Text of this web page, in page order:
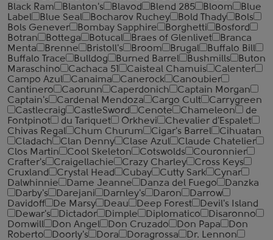
Black Ram
Blanton's Blavod Blend 285 Bloom
Blue
Label
Blue Seal Bocharov Ruchey Bold Thady
Bols
Bols Genever
Bombay Sapphire Borghetti
Bosford
Botran
Bottega Botucal Braes of Glenlivet
Branca
Menta
Brenne Bristoll's Broom Brugal
Buffalo Bill
Buffalo Trace
Bulldog Burned Barrel Bushmills
Buton
Maraschino
Cachaca 51 Caisteal Chamuis
Calenter
Campo Azul
Canaima Canerock
Canoubier
Cantinero
Caorunn Caperdonich
Captain Morgan
Captain's
Cardenal Mendoza Cargo Cult
Carrygreen
Castlecraig
CastleSword Cenote Chameleon
de
Fontpinot
du Tariquet Orkhevi
Chevalier d'Espalet
Chivas Regal
Chum Churum Cigar's Barrel
Cihuatan
Cladach
Clan Denny Clase Azul
Claude Chatelier
Clos Martin
Cool Skeleton Cotswolds
Couronnier
Crafter's
Craigellachie Crazy Charley
Cross Keys
Cruxland
Crystal Head Cubay Cutty Sark
Cynar
Dalwhinnie
Dame Jeanne Danza del Fuego
Danzka
Darby's
Darejani Darnley's Daron
Darrow
Davidoff
De Marsy Deau Deep Forest
Devil's Island
Dewar's
Dictador Dimple Diplomatico
Disaronno
Domwill
Don Angel Don Cruzado Don Papa
Don
Roberto
Doorly's Dora Doragrossa
Dr. Lennon